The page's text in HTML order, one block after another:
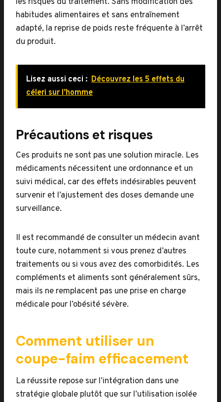
habitudes alimentaires et sans entraînement
adapté, la reprise de poids reste fréquente à l’arrêt
du produit.
Lisez aussi ceci : Découvrez les 5 effets du
céleri sur l’homme
Précautions et risques
Ces produits ne sont pas une solution miracle. Les
médicaments nécessitent une ordonnance et un
suivi médical, car des effets indésirables peuvent
survenir et l’ajustement des doses demande une
surveillance.
Il est recommandé de consulter un médecin avant
toute cure, notamment si vous prenez d’autres
traitements ou si vous avez des comorbidités. Les
compléments et aliments sont généralement sûrs,
mais ils ne remplacent pas une prise en charge
médicale pour l’obésité sévère.
Comment utiliser un
coupe-faim efficacement
La réussite repose sur l’intégration dans une
stratégie globale plutôt que sur l’utilisation isolée